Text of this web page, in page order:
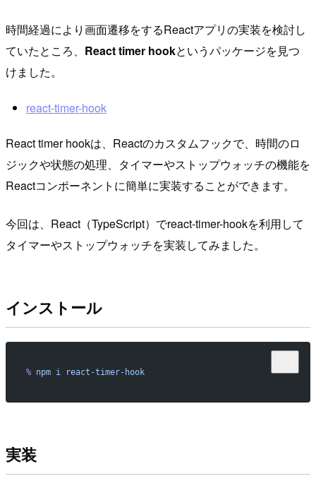
時間経過により画面遷移をするReactアプリの実装を検討し
ていたところ、 React timer hookというパッケージを見つ
けました。
react-timer-hook
React timer hookは、Reactのカスタムフックで、時間のロ
ジックや状態の処理、タイマーやストップウォッチの機能を
Reactコンポーネントに簡単に実装することができます。
今回は、React（TypeScript）でreact-timer-hookを利用して
タイマーやストップウォッチを実装してみました。
インストール
% npm i react-timer-hook
実装